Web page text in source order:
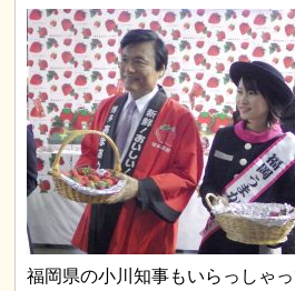
福岡県の小川知事もいらっしゃっ